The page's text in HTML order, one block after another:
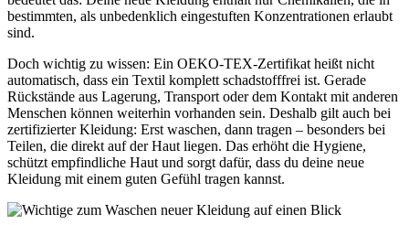
bestimmten, als unbedenklich eingestuften Konzentrationen erlaubt
sind.
Doch wichtig zu wissen: Ein OEKO-TEX-Zertifikat heißt nicht
automatisch, dass ein Textil komplett schadstofffrei ist. Gerade
Rückstände aus Lagerung, Transport oder dem Kontakt mit anderen
Menschen können weiterhin vorhanden sein. Deshalb gilt auch bei
zertifizierter Kleidung: Erst waschen, dann tragen – besonders bei
Teilen, die direkt auf der Haut liegen. Das erhöht die Hygiene,
schützt empfindliche Haut und sorgt dafür, dass du deine neue
Kleidung mit einem guten Gefühl tragen kannst.